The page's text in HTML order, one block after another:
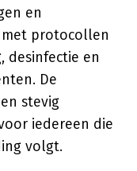
en
protocollen
desinfectie en
De
stevig
iedereen die
volgt.